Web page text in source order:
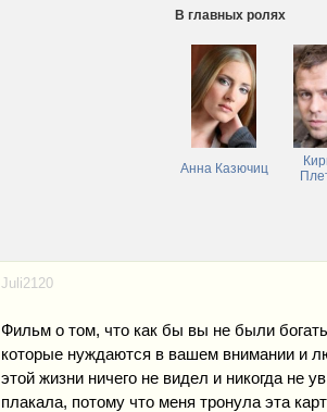
В главных ролях
Анна Казючиц
Juli2120
Фильм о том, что как бы вы не были
которые нуждаются в вашем внимании и
этой жизни ничего не видел и никогда не
плакала, потому что меня тронула эта